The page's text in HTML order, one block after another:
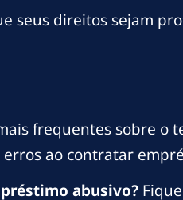
seus direitos sejam
frequentes sobre o
ao contratar
abusivo?